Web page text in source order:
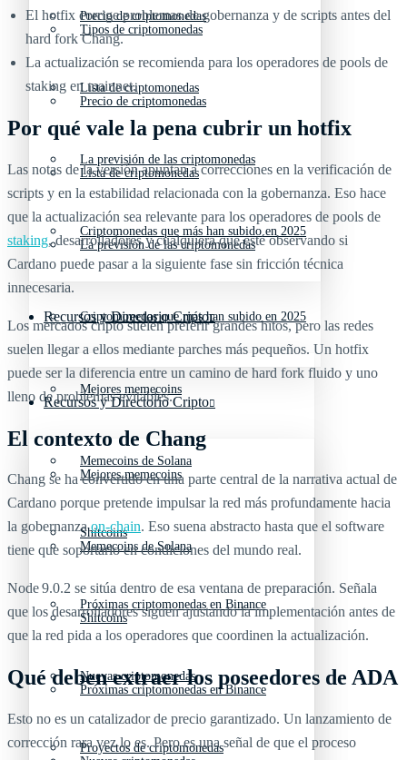
Precio de criptomonedas
Lista de criptomonedas
La previsión de las criptomonedas
Criptomonedas que más han subido en 2025
Recursos y Directorio Cripto
Mejores memecoins
Memecoins de Solana
Shitcoins
Próximas criptomonedas en Binance
Nuevas criptomonedas
Proyectos de criptomonedas
Tipos de criptomonedas
Precio de criptomonedas
Lista de criptomonedas
La previsión de las criptomonedas
Criptomonedas que más han subido en 2025
Recursos y Directorio Cripto
Mejores memecoins
Memecoins de Solana
Shitcoins
Próximas criptomonedas en Binance
El hotfix corrige problemas de gobernanza y de scripts antes del
hard fork Chang.
La actualización se recomienda para los operadores de pools de
staking en mainnet.
Por qué vale la pena cubrir un hotfix
Las notas de la versión apuntan a correcciones en la verificación de
scripts y en la estabilidad relacionada con la gobernanza. Eso hace
que la actualización sea relevante para los operadores de pools de
staking, desarrolladores y cualquiera que esté observando si
Cardano puede pasar a la siguiente fase sin fricción técnica
innecesaria.
Los mercados cripto suelen preferir grandes hitos, pero las redes
suelen llegar a ellos mediante parches más pequeños. Un hotfix
puede ser la diferencia entre un camino de hard fork fluido y uno
lleno de problemas evitables.
El contexto de Chang
Chang se ha convertido en una parte central de la narrativa actual de
Cardano porque pretende impulsar la red más profundamente hacia
la gobernanzaon-chain. Eso suena abstracto hasta que el software
tiene que soportarlo en condiciones del mundo real.
Node 9.0.2 se sitúa dentro de esa ventana de preparación. Señala
que los desarrolladores siguen ajustando la implementación antes de
que la red pida a los operadores que coordinen la actualización.
Qué deben extraer los poseedores de ADA
Esto no es un catalizador de precio garantizado. Un lanzamiento de
corrección rara vez lo es. Pero es una señal de que el proceso